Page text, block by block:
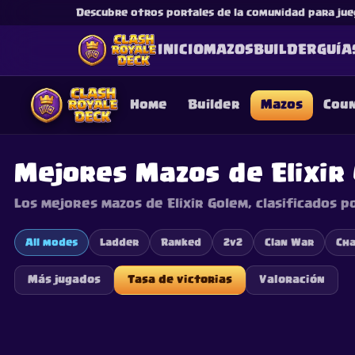
Descubre otros portales de la comunidad para
INICIOMAZOSBUILDER
Home Builder Mazos
Mejores Mazos de Elixir
Los mejores mazos de Elixir Golem,
All modes Ladder Ranked 2v2 Clan War
Más jugados Tasa de victorias Valoración
This content is not